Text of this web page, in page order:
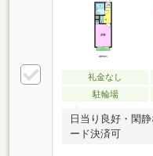
礼金なし
駐輪場
日当り良好・閑
ード決済可